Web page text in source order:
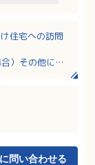
住宅への訪問
）その他にも
問い合わせる